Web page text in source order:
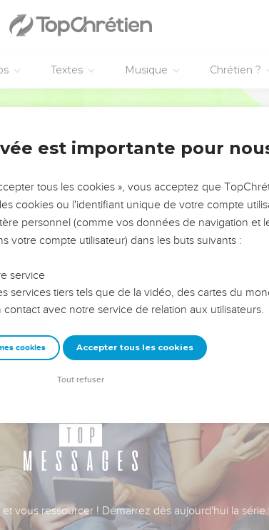
Textes Musique Chrétien ?
L’ANNÉE !
?
foi ou leur vision. Mais on voit
alors même que ce sont
sur les erreurs
sagesse afin que leurs erreurs
un groupe ou une famille,
vous ressourcer ! Démarrez dès aujourd'hui la
est importante pour
tous les cookies », vous acceptez que
cookies ou l'identifiant unique de votre compte
personnel (comme vos données de navigation et
votre compte utilisateur) dans les buts suivants :
service
services tiers tels que de la vidéo, des cartes du
avec notre service de relation aux utilisateurs.
cookies Accepter tous les cookies
Tout refuser